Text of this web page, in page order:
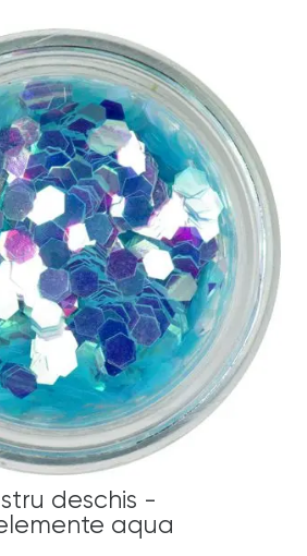
deschis -
aqua